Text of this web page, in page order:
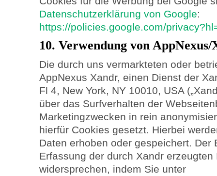
Datenschutzerklärung von Google:
https://policies.google.com/
10. Verwendung von
Die durch uns vermarkteten oder
AppNexus Xandr, einen Dienst der
Fl 4, New York, NY 10010, USA
über das Surfverhalten der
Marketingzwecken in rein
hierfür Cookies gesetzt. Hierbei
Daten erhoben oder gespeichert. Der
Erfassung der durch Xandr
widersprechen, indem Sie unter